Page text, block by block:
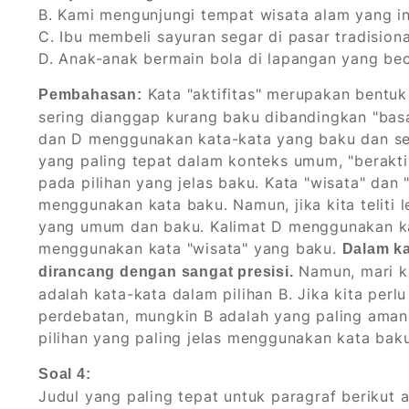
B. Kami mengunjungi tempat wisata alam yang
C. Ibu membeli sayuran segar di pasar
D. Anak-anak bermain bola di lapangan yang
Pembahasan: Kata "aktifitas" merupakan
sering dianggap kurang baku dibandingkan
dan D menggunakan kata-kata yang baku dan
yang paling tepat dalam konteks umum,
pada pilihan yang jelas baku. Kata "wisata"
menggunakan kata baku. Namun, jika kita teliti
yang umum dan baku. Kalimat D menggunakan
menggunakan kata "wisata" yang baku.
Dalam
dirancang dengan sangat presisi. Namun, mari
adalah kata-kata dalam pilihan B. Jika kita
perdebatan, mungkin B adalah yang paling
pilihan yang paling jelas menggunakan kata
Soal 4:
Judul yang paling tepat untuk paragraf berikut